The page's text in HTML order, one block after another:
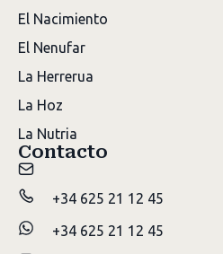
El Nacimiento
El Nenufar
La Herrerua
La Hoz
La Nutria
Contacto
+34 625 21 12 45
+34 625 21 12 45